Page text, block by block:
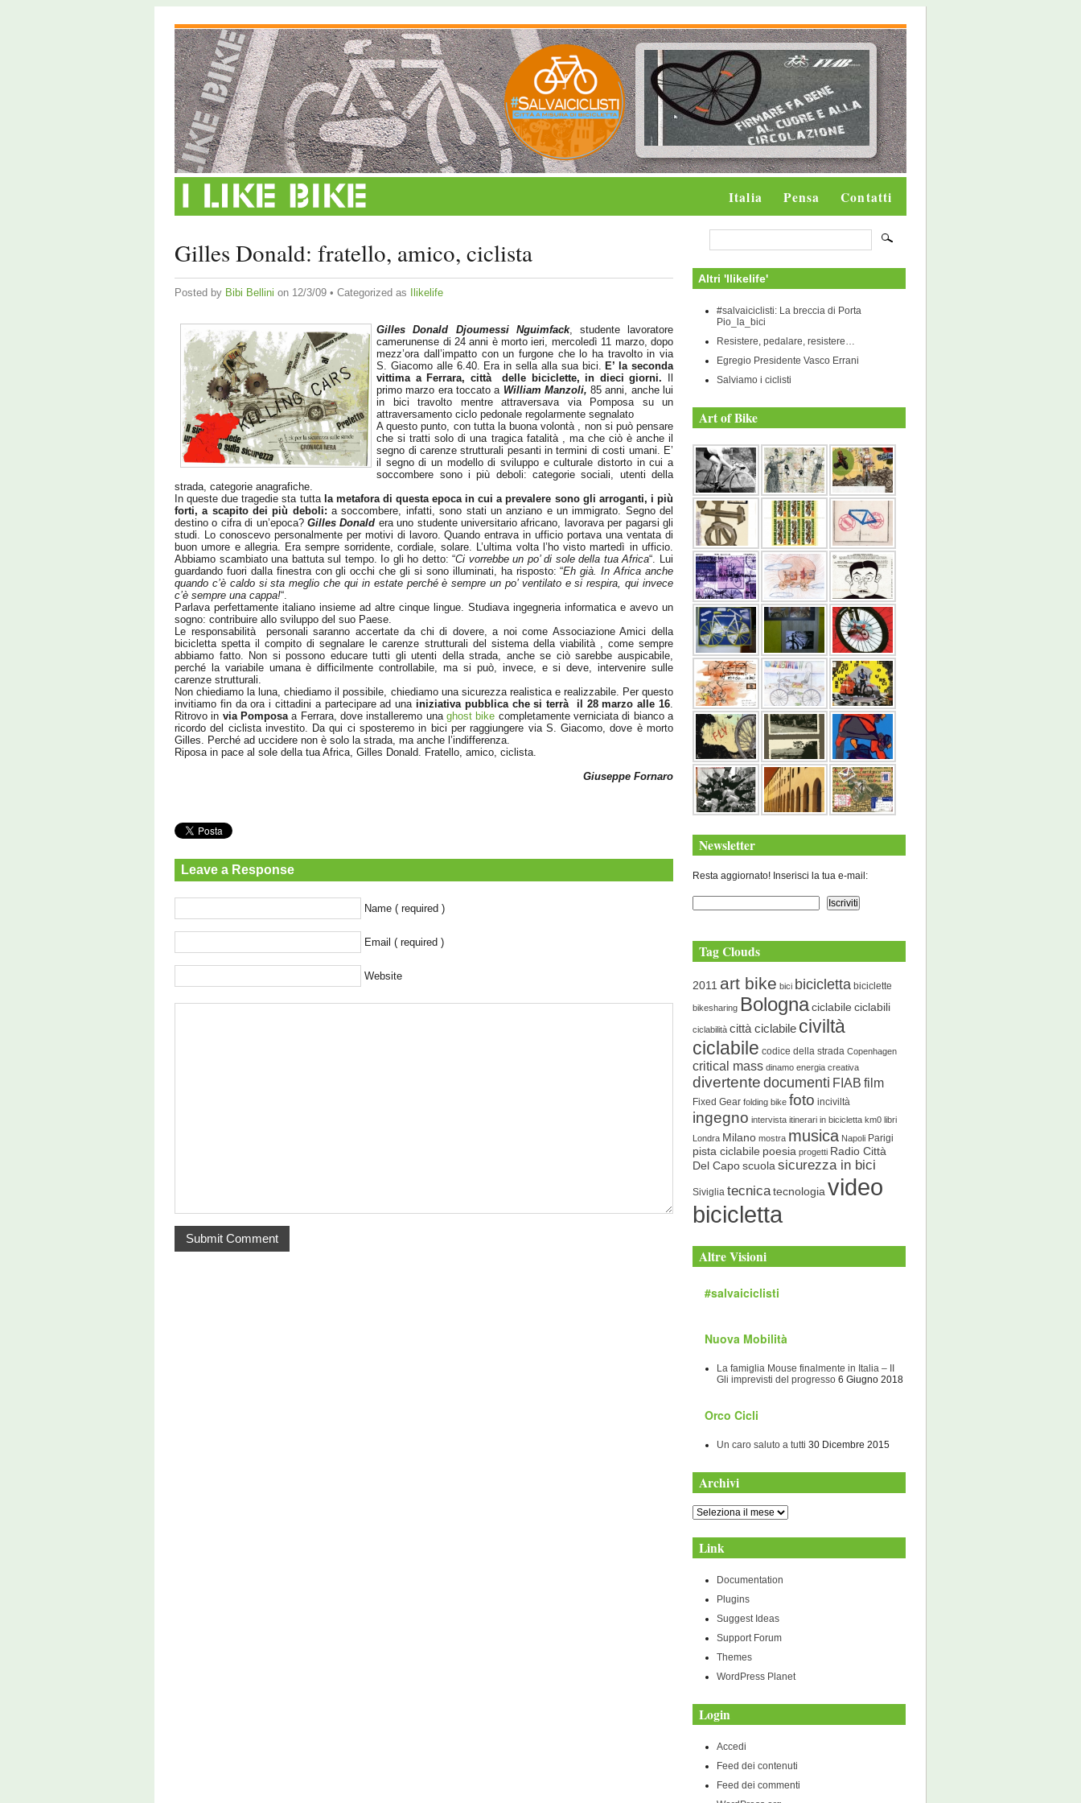
Italia Pensa Contatti
Gilles Donald: fratello, amico, ciclista
Posted by Bibi Bellini on 12/3/09 • Categorized as Ilikelife
Gilles Donald Djoumessi Nguimfack, studente lavoratore
camerunense di 24 anni è morto ieri, mercoledì 11 marzo, dopo
mezz’ora dall’impatto con un furgone che lo ha travolto in via
S. Giacomo alle 6.40. Era in sella alla sua bici. E’ la seconda
vittima a Ferrara, città delle biciclette, in dieci giorni.
primo marzo era toccato a William Manzoli, 85 anni, anche lui
in bici travolto mentre attraversava via Pomposa su un
attraversamento ciclo pedonale regolarmente segnalato
A questo punto, con tutta la buona volontà , non si può pensare
che si tratti solo di una tragica fatalità , ma che ciò è anche il
segno di carenze strutturali pesanti in termini di costi umani. E’
il segno di un modello di sviluppo e culturale distorto in cui a
soccombere sono i più deboli: categorie sociali, utenti della
strada, categorie anagrafiche.
In queste due tragedie sta tutta la metafora di questa epoca in cui a prevalere sono gli arroganti, i più
forti, a scapito dei più deboli: a soccombere, infatti, sono stati un anziano e un immigrato. Segno del
destino o cifra di un’epoca? Gilles Donald era uno studente universitario africano, lavorava per pagarsi gli
studi. Lo conoscevo personalmente per motivi di lavoro. Quando entrava in ufficio portava una ventata di
buon umore e allegria. Era sempre sorridente, cordiale, solare. L’ultima volta l’ho visto martedì in ufficio.
Abbiamo scambiato una battuta sul tempo. Io gli ho detto: “Ci vorrebbe un po’ di sole della tua Africa“. Lui
guardando fuori dalla finestra con gli occhi che gli si sono illuminati, ha risposto: “Eh già. In Africa anche
quando c’è caldo si sta meglio che qui in estate perché è sempre un po’ ventilato e si respira, qui invece
c’è sempre una cappa!“.
Parlava perfettamente italiano insieme ad altre cinque lingue. Studiava ingegneria informatica e avevo un
sogno: contribuire allo sviluppo del suo Paese.
Le responsabilità personali saranno accertate da chi di dovere, a noi come Associazione Amici della
bicicletta spetta il compito di segnalare le carenze strutturali del sistema della viabilità , come sempre
abbiamo fatto. Non si possono educare tutti gli utenti della strada, anche se ciò sarebbe auspicabile,
perché la variabile umana è difficilmente controllabile, ma si può, invece, e si deve, intervenire sulle
carenze strutturali.
Non chiediamo la luna, chiediamo il possibile, chiediamo una sicurezza realistica e realizzabile. Per questo
invitiamo fin da ora i cittadini a partecipare ad una iniziativa pubblica che si terrà il 28 marzo alle 16.
Ritrovo in via Pomposaa Ferrara, dove installeremo unaghost bike completamente verniciata di bianco a
ricordo del ciclista investito. Da qui ci sposteremo in bici per raggiungere via S. Giacomo, dove è morto
Gilles. Perché ad uccidere non è solo la strada, ma anche l’indifferenza.
Riposa in pace al sole della tua Africa, Gilles Donald. Fratello, amico, ciclista.
Giuseppe Fornaro
Leave a Response
Name ( required )
Email ( required )
Website
Altri 'Ilikelife'
#salvaiciclisti: La breccia di Porta
Pio_la_bici
Resistere, pedalare, resistere…
Egregio Presidente Vasco Errani
Salviamo i ciclisti
Art of Bike
Newsletter
Resta aggiornato! Inserisci la tua e-mail:
Tag Clouds
2011 art bike bici bicicletta biciclette
bikesharing Bolognaciclabile ciclabili
ciclabilità città ciclabile civiltà
ciclabile codice della strada Copenhagen
critical mass dinamo energia creativa
divertentedocumenti FIAB film
Fixed Gear folding bike foto inciviltà
ingegno intervista itinerari in bicicletta km0 libri
Londra Milano mostra musica Napoli Parigi
pista ciclabile poesia progetti Radio Città
Del Capo scuolasicurezza in bici
Siviglia tecnicatecnologiavideo
bicicletta
Altre Visioni
#salvaiciclisti
Nuova Mobilità
La famiglia Mouse finalmente in Italia – II
Gli imprevisti del progresso 6 Giugno 2018
Orco Cicli
Un caro saluto a tutti 30 Dicembre 2015
Archivi
Archivi
Link
Documentation
Plugins
Suggest Ideas
Support Forum
Themes
WordPress Planet
Login
Accedi
Feed dei contenuti
Feed dei commenti